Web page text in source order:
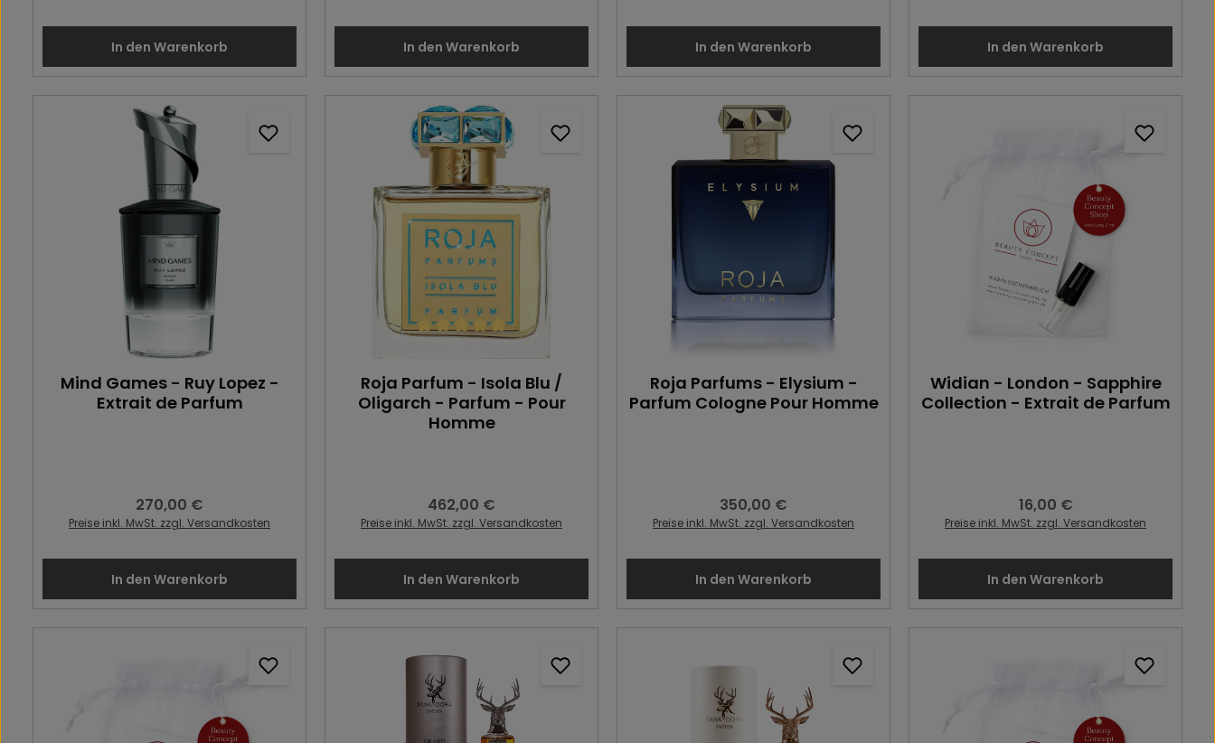
In den Warenkorb In den Warenkorb In den Warenkorb In den Warenkorb
Mind Games - Ruy Lopez -
Extrait de Parfum
Regulärer Preis:
270,00 €
Preise inkl. MwSt. zzgl. Versandkosten
In den Warenkorb
Roja Parfum - Isola Blu /
Oligarch - Parfum - Pour
Homme
Regulärer Preis:
462,00 €
Preise inkl. MwSt. zzgl. Versandkosten
In den Warenkorb
Roja Parfums - Elysium -
Parfum Cologne Pour Homme
Regulärer Preis:
350,00 €
Preise inkl. MwSt. zzgl. Versandkosten
In den Warenkorb
Widian - London - Sapphire
Collection - Extrait de Parfum
Regulärer Preis:
16,00 €
Preise inkl. MwSt. zzgl. Versandkosten
In den Warenkorb